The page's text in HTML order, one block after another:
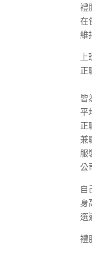
禮
在
維
正
皆
平
正
兼
服
公
自
身
選
禮